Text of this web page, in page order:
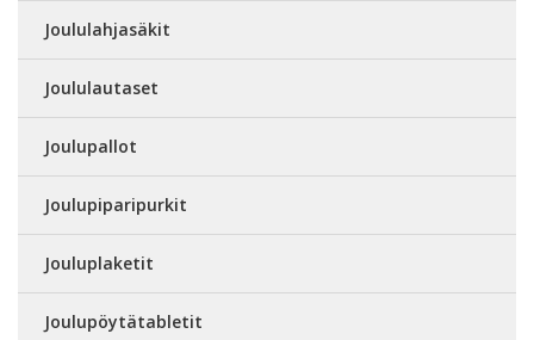
Joululahjasäkit
Joululautaset
Joulupallot
Joulupiparipurkit
Jouluplaketit
Joulupöytätabletit